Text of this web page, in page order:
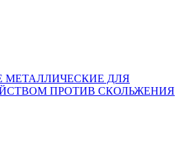
ДЛЯ
ПРОТИВ СКОЛЬЖЕНИЯ